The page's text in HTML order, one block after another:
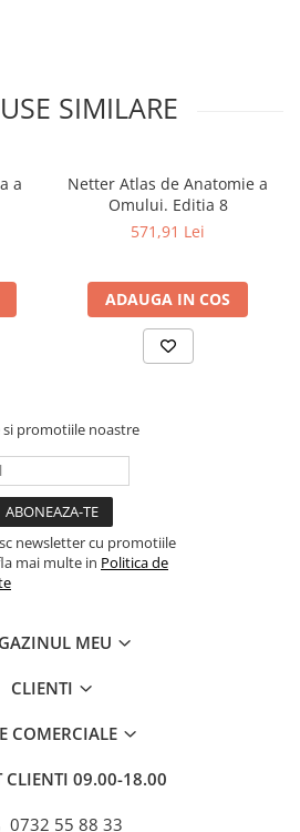
SIMILARE
a
Netter Atlas de Anatomie a
Omului. Editia 8
571,91 Lei
ADAUGA IN COS
promotiile noastre
newsletter cu promotiile
mai multe in Politica de
MEU
CLIENTI
COMERCIALE
CLIENTI 09.00-18.00
0732 55 88 33